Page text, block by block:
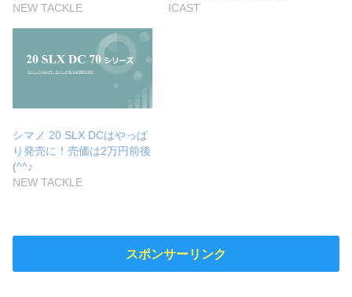
NEW TACKLE
ICAST
シマノ 20 SLX DCはやっぱ
り発売に！売価は2万円前後
(^^♪
NEW TACKLE
スポンサーリンク